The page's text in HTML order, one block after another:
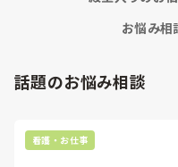
の意味があるのか疑問で
やったことないの！？も
新人さんが可愛そう、と
が何か処置をしているけ
いと思います。昔は患者
るなら実施してみてはど
お悩み相
話題のお悩み相談
看護・お仕事